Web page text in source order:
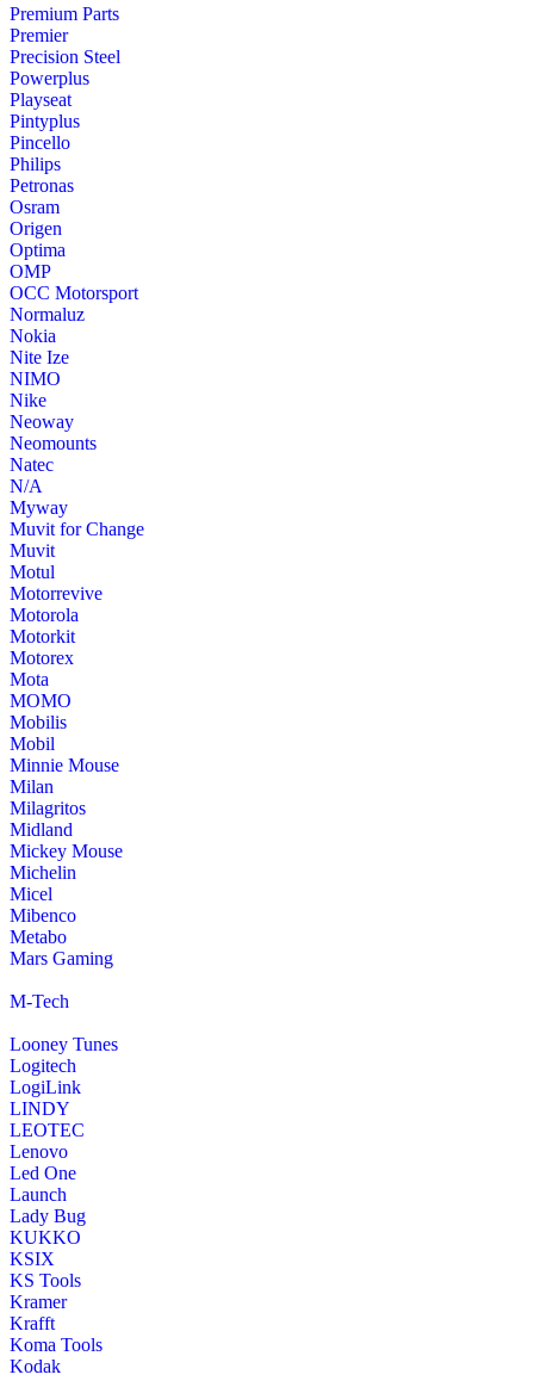
Premium Parts
Premier
Precision Steel
Powerplus
Playseat
Pintyplus
Pincello
Philips
Petronas
Osram
Origen
Optima
OMP
OCC Motorsport
Normaluz
Nokia
Nite Ize
NIMO
Nike
Neoway
Neomounts
Natec
N/A
Myway
Muvit for Change
Muvit
Motul
Motorrevive
Motorola
Motorkit
Motorex
Mota
MOMO
Mobilis
Mobil
Minnie Mouse
Milan
Milagritos
Midland
Mickey Mouse
Michelin
Micel
Mibenco
Metabo
Mars Gaming
M-Tech
Looney Tunes
Logitech
LogiLink
LINDY
LEOTEC
Lenovo
Led One
Launch
Lady Bug
KUKKO
KSIX
KS Tools
Kramer
Krafft
Koma Tools
Kodak